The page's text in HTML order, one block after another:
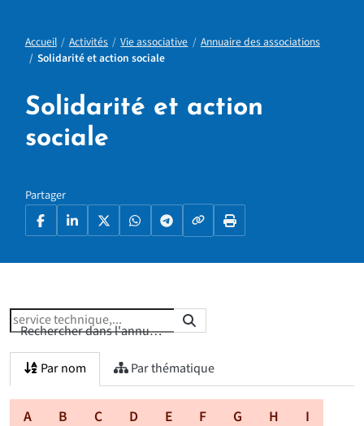
Accueil Activités Vie associative
Annuaire des associations
Solidarité et action sociale
Solidarité et action
sociale
Partager
FacebookLinkedIn
X WhatsAppTelegramCopier le lien
Imprimer la page
Rechercher dans l'annuaire Rechercher
Par nom Par thématique
A B C D E F G H
I